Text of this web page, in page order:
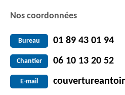
Nos coordonnées
Bureau 01 89 43 01 94
Chantier 06 10 13 20 52
E-mail